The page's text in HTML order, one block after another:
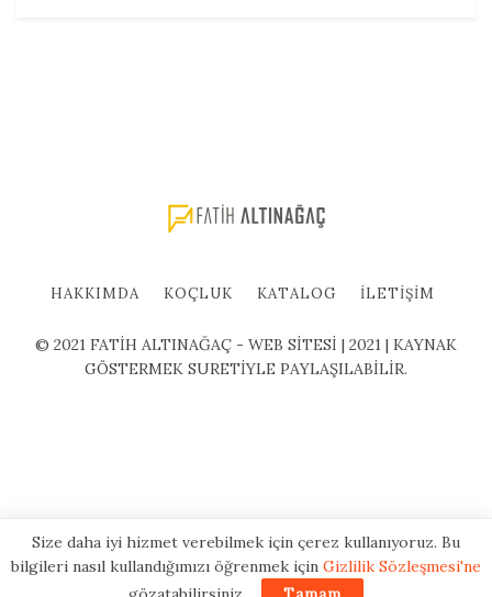
HAKKIMDA KOÇLUK KATALOG İLETIŞIM
© 2021 FATİH ALTINAĞAÇ - WEB SİTESİ | 2021 | KAYNAK
GÖSTERMEK SURETİYLE PAYLAŞILABİLİR.
Size daha iyi hizmet verebilmek için çerez kullanıyoruz. Bu
bilgileri nasıl kullandığımızı öğrenmek için Gizlilik Sözleşmesi'ne